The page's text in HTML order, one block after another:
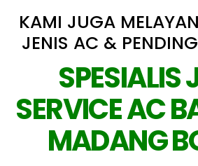
KAMI JUGA
JENIS AC &
SPESIALIS
SERVICE AC
MADANG